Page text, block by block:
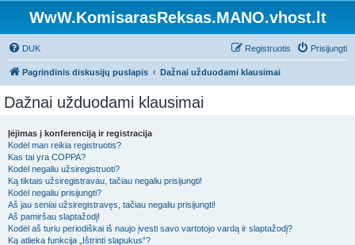
WwW.KomisarasReksas.MANO.vhost.lt
DUK Prisijungti
Registruotis
Pagrindinis diskusijų puslapis Dažnai užduodami klausimai
Dažnai užduodami klausimai
Įėjimas į konferenciją ir registracija
Kodėl man reikia registruotis?
Kas tai yra COPPA?
Kodėl negaliu užsiregistruoti?
Ką tiktais užsiregistravau, tačiau negaliu prisijungti!
Kodėl negaliu prisijungti?
Aš jau seniai užsiregistravęs, tačiau negaliu prisijungti!
Aš pamiršau slaptažodį!
Kodėl aš turiu periodiškai iš naujo įvesti savo vartotojo vardą ir slaptažodį?
Ką atlieka funkcija „Ištrinti slapukus“?